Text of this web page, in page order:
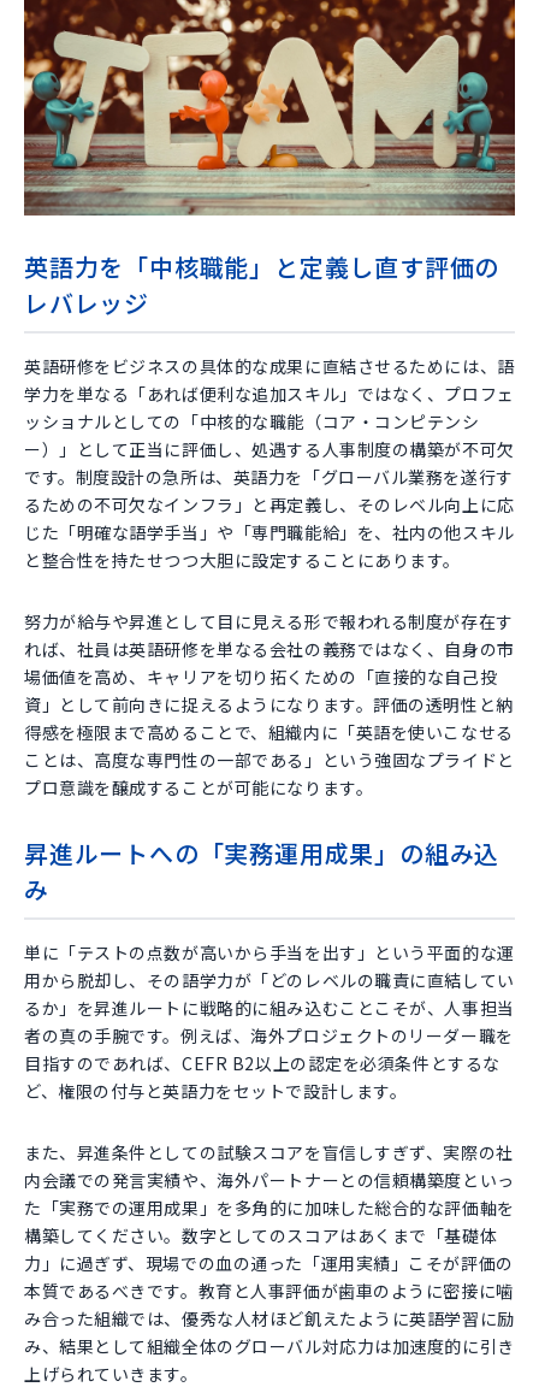
英語力を「中核職能」と定義し直す評価の
レバレッジ
英語研修をビジネスの具体的な成果に直結させるためには、語
学力を単なる「あれば便利な追加スキル」ではなく、プロフェ
ッショナルとしての「中核的な職能（コア・コンピテンシ
ー）」として正当に評価し、処遇する人事制度の構築が不可欠
です。制度設計の急所は、英語力を「グローバル業務を遂行す
るための不可欠なインフラ」と再定義し、そのレベル向上に応
じた「明確な語学手当」や「専門職能給」を、社内の他スキル
と整合性を持たせつつ大胆に設定することにあります。
努力が給与や昇進として目に見える形で報われる制度が存在す
れば、社員は英語研修を単なる会社の義務ではなく、自身の市
場価値を高め、キャリアを切り拓くための「直接的な自己投
資」として前向きに捉えるようになります。評価の透明性と納
得感を極限まで高めることで、組織内に「英語を使いこなせる
ことは、高度な専門性の一部である」という強固なプライドと
プロ意識を醸成することが可能になります。
昇進ルートへの「実務運用成果」の組み込
み
単に「テストの点数が高いから手当を出す」という平面的な運
用から脱却し、その語学力が「どのレベルの職責に直結してい
るか」を昇進ルートに戦略的に組み込むことこそが、人事担当
者の真の手腕です。例えば、海外プロジェクトのリーダー職を
目指すのであれば、CEFR B2以上の認定を必須条件とするな
ど、権限の付与と英語力をセットで設計します。
また、昇進条件としての試験スコアを盲信しすぎず、実際の社
内会議での発言実績や、海外パートナーとの信頼構築度といっ
た「実務での運用成果」を多角的に加味した総合的な評価軸を
構築してください。数字としてのスコアはあくまで「基礎体
力」に過ぎず、現場での血の通った「運用実績」こそが評価の
本質であるべきです。教育と人事評価が歯車のように密接に噛
み合った組織では、優秀な人材ほど飢えたように英語学習に励
み、結果として組織全体のグローバル対応力は加速度的に引き
上げられていきます。